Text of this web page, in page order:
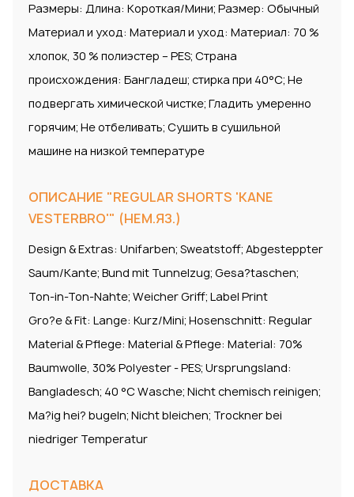
Размеры: Длина: Короткая/Мини; Размер: Обычный
Материал и уход: Материал и уход: Материал: 70 %
хлопок, 30 % полиэстер – PES; Страна
происхождения: Бангладеш; стирка при 40°С; Не
подвергать химической чистке; Гладить умеренно
горячим; Не отбеливать; Сушить в сушильной
машине на низкой температуре
ОПИСАНИЕ "REGULAR SHORTS 'KANE
VESTERBRO'" (НЕМ.ЯЗ.)
Design & Extras: Unifarben; Sweatstoff; Abgesteppter
Saum/Kante; Bund mit Tunnelzug; Gesa?taschen;
Ton-in-Ton-Nahte; Weicher Griff; Label Print
Gro?e & Fit: Lange: Kurz/Mini; Hosenschnitt: Regular
Material & Pflege: Material & Pflege: Material: 70%
Baumwolle, 30% Polyester - PES; Ursprungsland:
Bangladesch; 40 °C Wasche; Nicht chemisch reinigen;
Ma?ig hei? bugeln; Nicht bleichen; Trockner bei
niedriger Temperatur
ДОСТАВКА